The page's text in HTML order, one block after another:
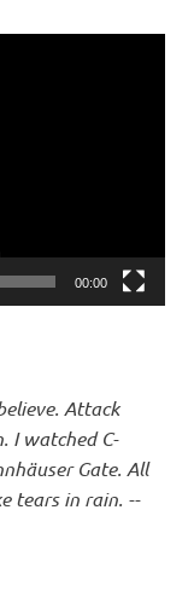
00:00
Attack
I watched C-
Gate. All
tears in rain. --